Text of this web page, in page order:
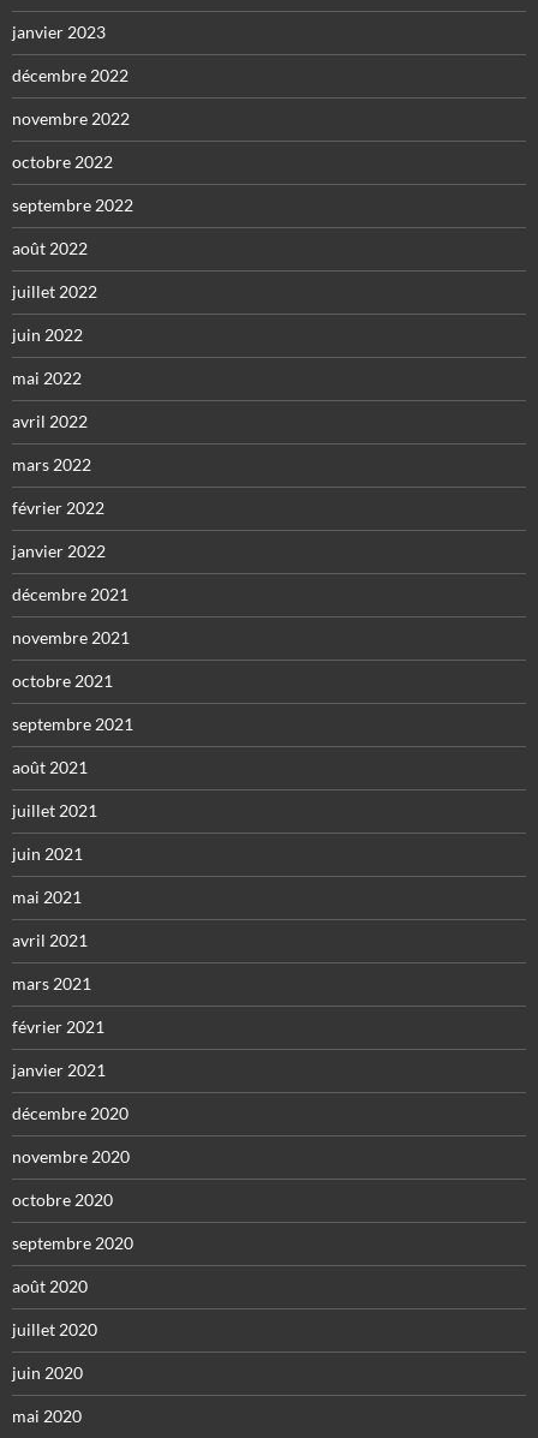
janvier 2023
décembre 2022
novembre 2022
octobre 2022
septembre 2022
août 2022
juillet 2022
juin 2022
mai 2022
avril 2022
mars 2022
février 2022
janvier 2022
décembre 2021
novembre 2021
octobre 2021
septembre 2021
août 2021
juillet 2021
juin 2021
mai 2021
avril 2021
mars 2021
février 2021
janvier 2021
décembre 2020
novembre 2020
octobre 2020
septembre 2020
août 2020
juillet 2020
juin 2020
mai 2020